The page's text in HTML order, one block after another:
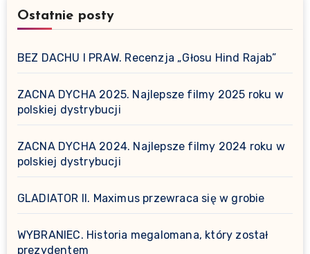
Ostatnie posty
BEZ DACHU I PRAW. Recenzja „Głosu Hind Rajab”
ZACNA DYCHA 2025. Najlepsze filmy 2025 roku w
polskiej dystrybucji
ZACNA DYCHA 2024. Najlepsze filmy 2024 roku w
polskiej dystrybucji
GLADIATOR II. Maximus przewraca się w grobie
WYBRANIEC. Historia megalomana, który został
prezydentem